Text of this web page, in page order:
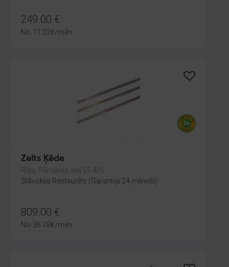
249.00 €
No 11.32€/mēn.
Zelts Ķēde
Rīga, Pērnavas iela 55-4/5
Stāvoklis Restaurēts (Garantija 24 mēneši)
809.00 €
No 36.78€/mēn.